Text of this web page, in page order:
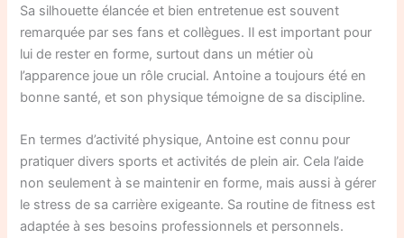
Sa silhouette élancée et bien entretenue est souvent
remarquée par ses fans et collègues. Il est important pour
lui de rester en forme, surtout dans un métier où
l’apparence joue un rôle crucial. Antoine a toujours été en
bonne santé, et son physique témoigne de sa discipline.
En termes d’activité physique, Antoine est connu pour
pratiquer divers sports et activités de plein air. Cela l’aide
non seulement à se maintenir en forme, mais aussi à gérer
le stress de sa carrière exigeante. Sa routine de fitness est
adaptée à ses besoins professionnels et personnels.